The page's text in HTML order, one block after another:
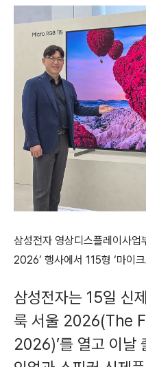
삼성전자 영상디스플레이사업
2026’ 행사에서 115형 ‘마이
삼성전자는 15일 신
룩 서울 2026(The
2026)’를 열고 이날